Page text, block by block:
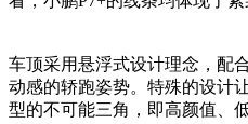
车顶采用悬浮式设计理念，配
动感的轿跑姿势。特殊的设计
型的不可能三角，即高颜值、